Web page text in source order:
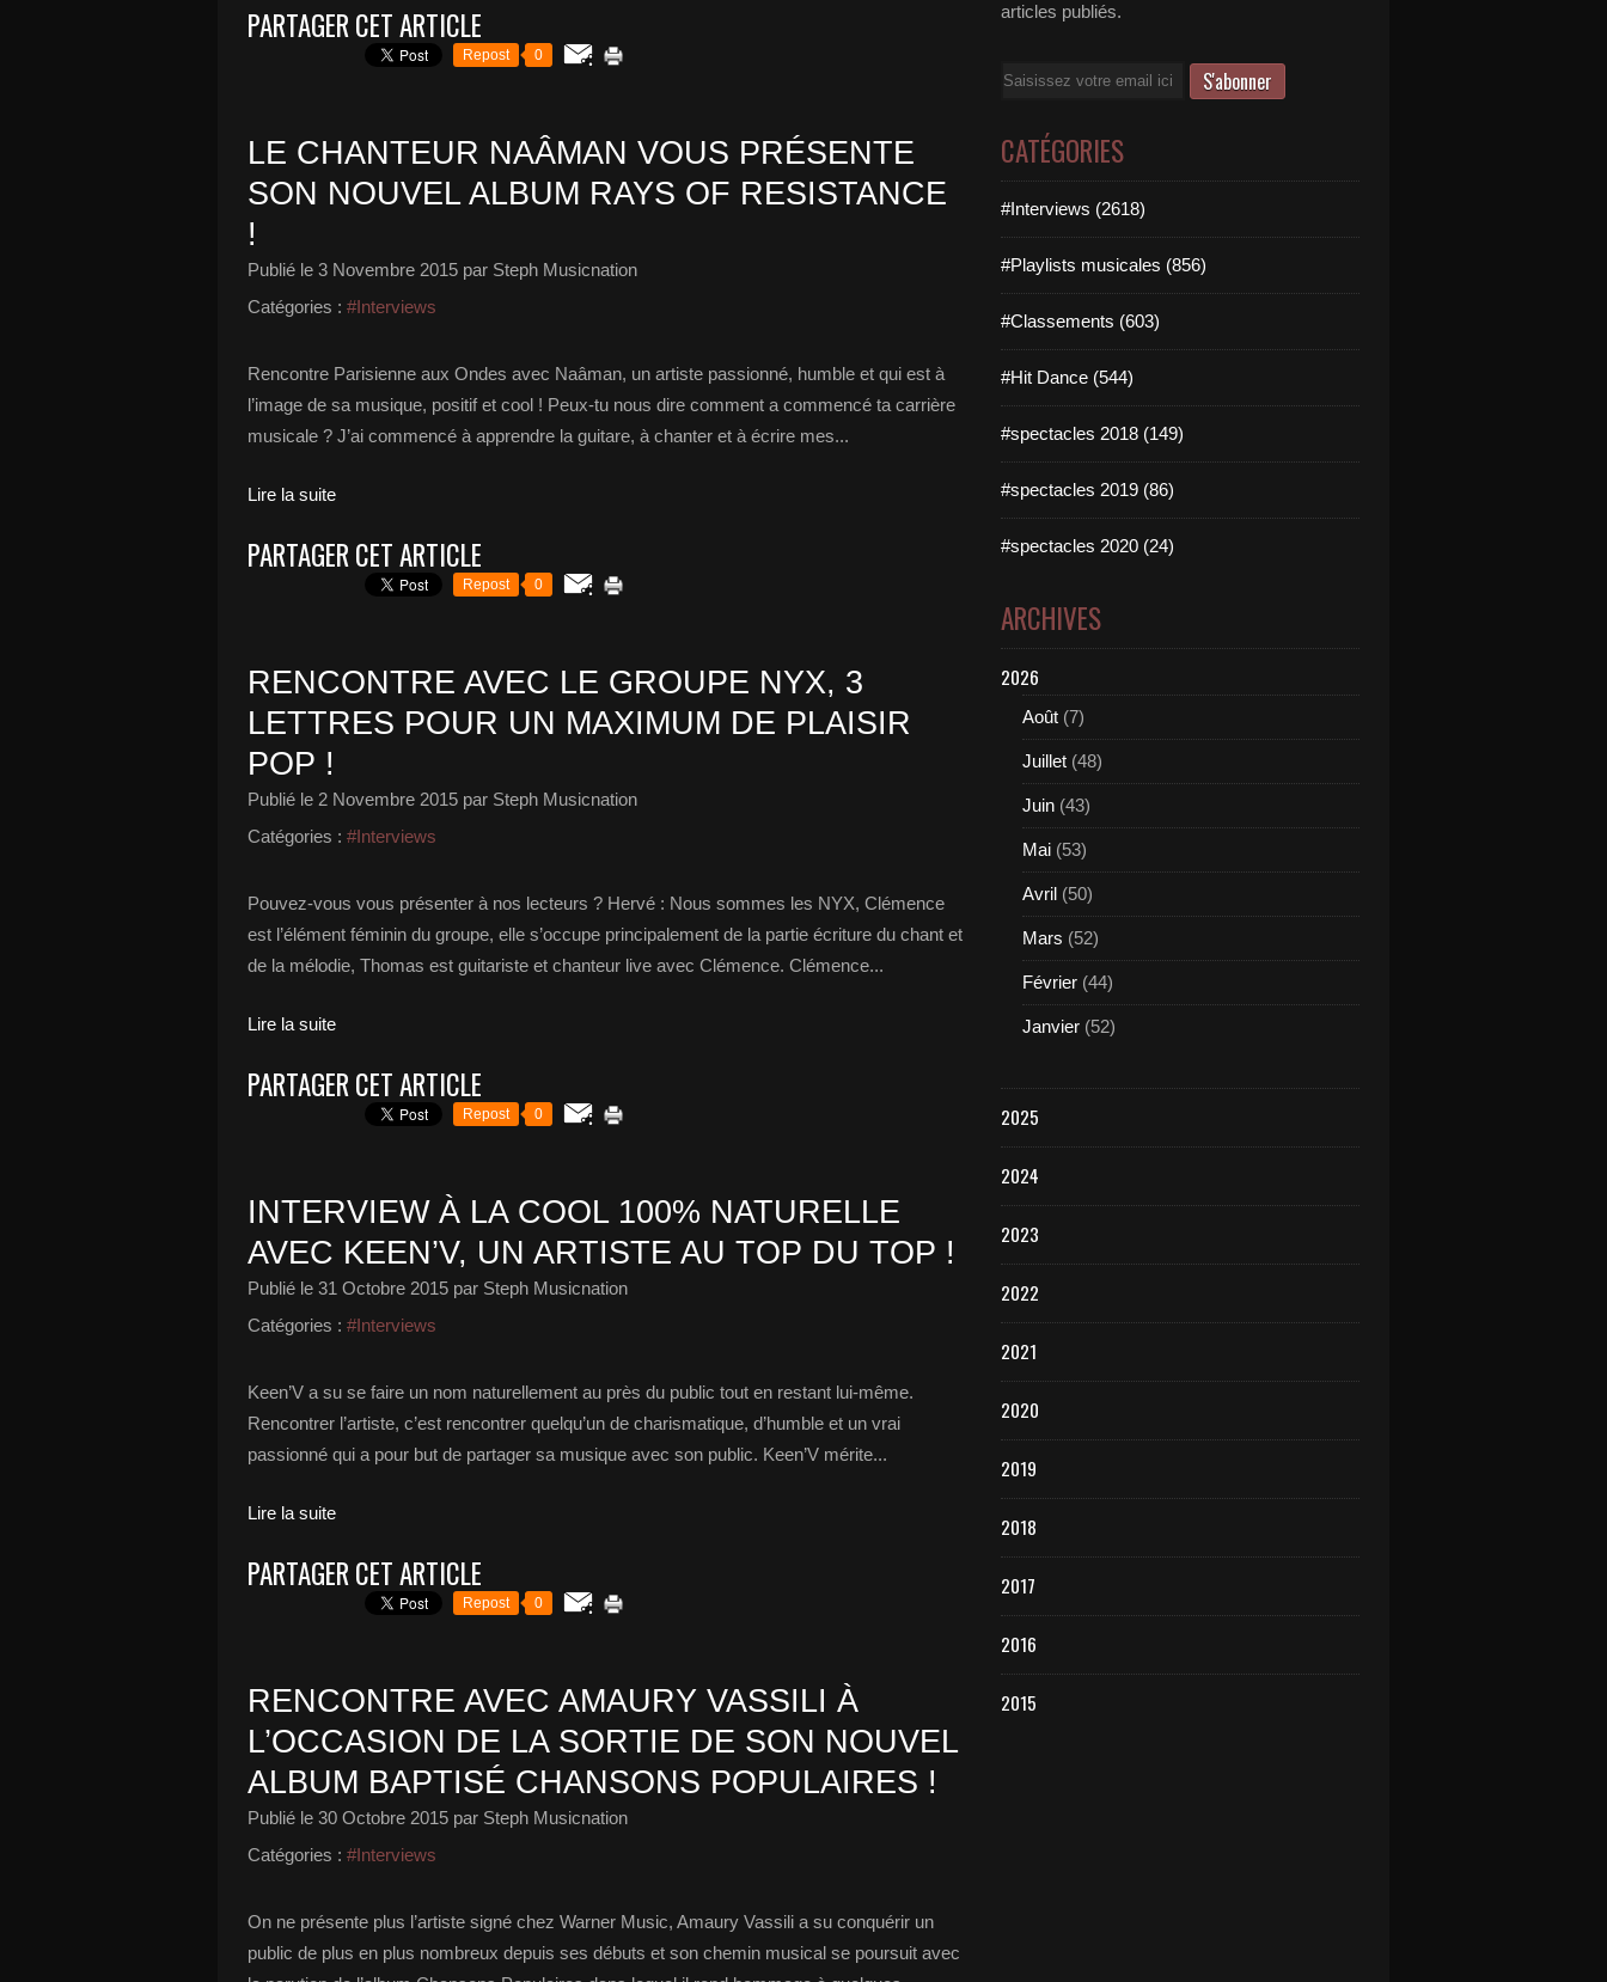
PARTAGER CET ARTICLE
Repost 0
LE CHANTEUR NAÂMAN VOUS PRÉSENTE
SON NOUVEL ALBUM RAYS OF RESISTANCE
!
Publié le 3 Novembre 2015 par Steph Musicnation
Catégories : #Interviews
Rencontre Parisienne aux Ondes avec Naâman, un artiste passionné, humble et qui est à
l’image de sa musique, positif et cool ! Peux-tu nous dire comment a commencé ta carrière
musicale ? J’ai commencé à apprendre la guitare, à chanter et à écrire mes...
Lire la suite
PARTAGER CET ARTICLE
Repost 0
RENCONTRE AVEC LE GROUPE NYX, 3
LETTRES POUR UN MAXIMUM DE PLAISIR
POP !
Publié le 2 Novembre 2015 par Steph Musicnation
Catégories : #Interviews
Pouvez-vous vous présenter à nos lecteurs ? Hervé : Nous sommes les NYX, Clémence
est l’élément féminin du groupe, elle s’occupe principalement de la partie écriture du chant et
de la mélodie, Thomas est guitariste et chanteur live avec Clémence. Clémence...
Lire la suite
PARTAGER CET ARTICLE
Repost 0
INTERVIEW À LA COOL 100% NATURELLE
AVEC KEEN’V, UN ARTISTE AU TOP DU TOP !
Publié le 31 Octobre 2015 par Steph Musicnation
Catégories : #Interviews
Keen’V a su se faire un nom naturellement au près du public tout en restant lui-même.
Rencontrer l’artiste, c’est rencontrer quelqu’un de charismatique, d’humble et un vrai
passionné qui a pour but de partager sa musique avec son public. Keen’V mérite...
Lire la suite
PARTAGER CET ARTICLE
Repost 0
RENCONTRE AVEC AMAURY VASSILI À
L’OCCASION DE LA SORTIE DE SON NOUVEL
ALBUM BAPTISÉ CHANSONS POPULAIRES !
Publié le 30 Octobre 2015 par Steph Musicnation
Catégories : #Interviews
On ne présente plus l’artiste signé chez Warner Music, Amaury Vassili a su conquérir un
public de plus en plus nombreux depuis ses débuts et son chemin musical se poursuit avec
articles publiés.
Email
CATÉGORIES
#Interviews (2618)
#Playlists musicales (856)
#Classements (603)
#Hit Dance (544)
#spectacles 2018 (149)
#spectacles 2019 (86)
#spectacles 2020 (24)
ARCHIVES
2026
Août (7)
Juillet (48)
Juin (43)
Mai (53)
Avril (50)
Mars (52)
Février (44)
Janvier (52)
2025
2024
2023
2022
2021
2020
2019
2018
2017
2016
2015